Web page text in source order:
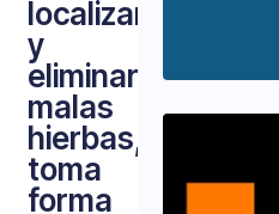
localizar
y
eliminar
malas
hierbas,
toma
forma